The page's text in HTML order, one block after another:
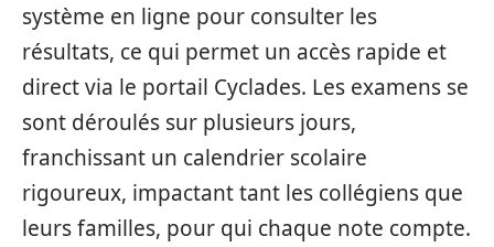
système en ligne pour consulter les
résultats, ce qui permet un accès rapide et
direct via le portail Cyclades. Les examens se
sont déroulés sur plusieurs jours,
franchissant un calendrier scolaire
rigoureux, impactant tant les collégiens que
leurs familles, pour qui chaque note compte.